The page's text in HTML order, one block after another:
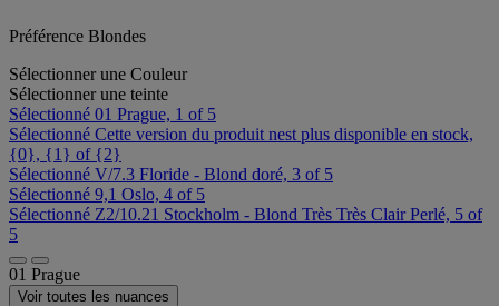
Préférence Blondes
Sélectionner une Couleur
Sélectionner une teinte
Sélectionné 01 Prague, 1 of 5
Sélectionné Cette version du produit nest plus disponible en stock,
{0}, {1} of {2}
Sélectionné V/7.3 Floride - Blond doré, 3 of 5
Sélectionné 9,1 Oslo, 4 of 5
Sélectionné Z2/10.21 Stockholm - Blond Très Très Clair Perlé, 5 of
5
01 Prague
Voir toutes les nuances